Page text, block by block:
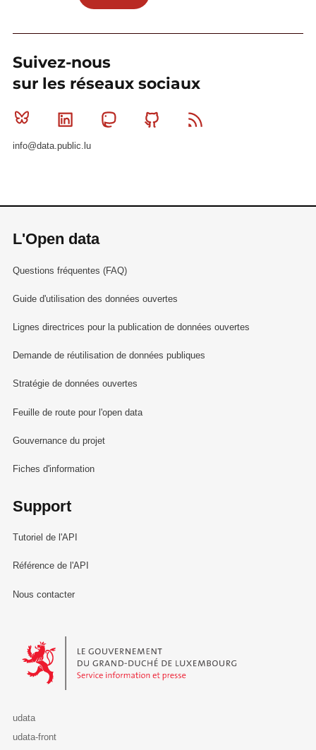
Suivez-nous
sur les réseaux sociaux
Bluesky Linkedin MastodonGithub
info@data.public.lu
L'Open data
Questions fréquentes (FAQ)
Guide d'utilisation des données ouvertes
Lignes directrices pour la publication de données ouvertes
Demande de réutilisation de données publiques
Stratégie de données ouvertes
Feuille de route pour l'open data
Gouvernance du projet
Fiches d'information
Support
Tutoriel de l'API
Référence de l'API
Nous contacter
Le Gouvernement du Grand-Duché de Luxembourg - Service
udata
udata-front